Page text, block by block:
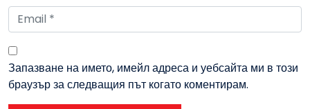
Запазване на името, имейл адреса и уебсайта ми в този
браузър за следващия път когато коментирам.